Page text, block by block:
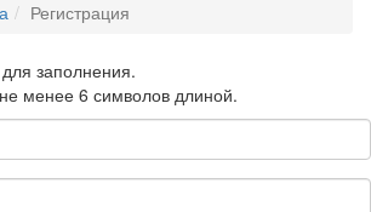
Регистрация
заполнения.
менее 6 символов длиной.